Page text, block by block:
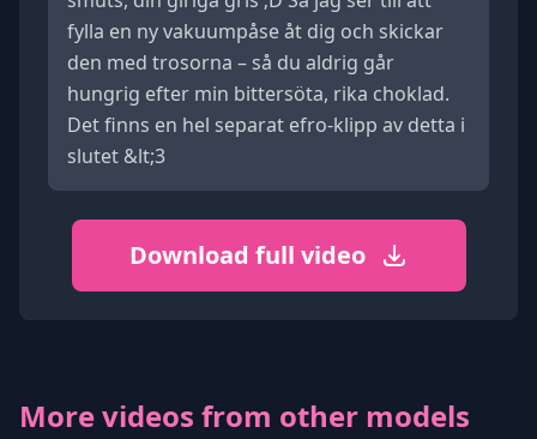
fylla en ny vakuumpåse åt dig och skickar
den med trosorna – så du aldrig går
hungrig efter min bittersöta, rika choklad.
Det finns en hel separat efro-klipp av detta i
slutet &lt;3
Download full video
More videos from other models